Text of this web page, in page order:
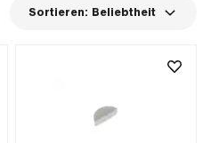
Sortieren: Beliebtheit